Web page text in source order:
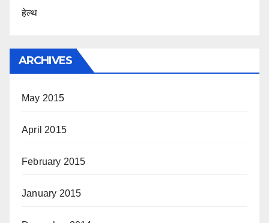
हेल्थ
ARCHIVES
May 2015
April 2015
February 2015
January 2015